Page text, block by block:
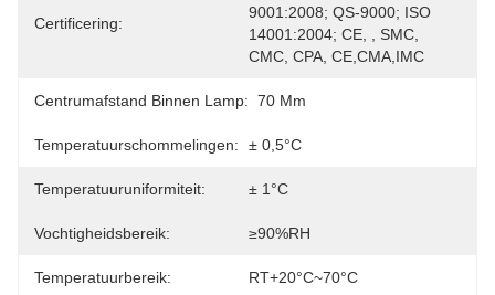
Certificering:
9001:2008; QS-9000; ISO
14001:2004; CE, , SMC,
CMC, CPA, CE,CMA,IMC
Centrumafstand Binnen Lamp: 70 Mm
Temperatuurschommelingen: ± 0,5°C
Temperatuuruniformiteit: ± 1°C
Vochtigheidsbereik: ≥90%RH
Temperatuurbereik: RT+20°C~70°C